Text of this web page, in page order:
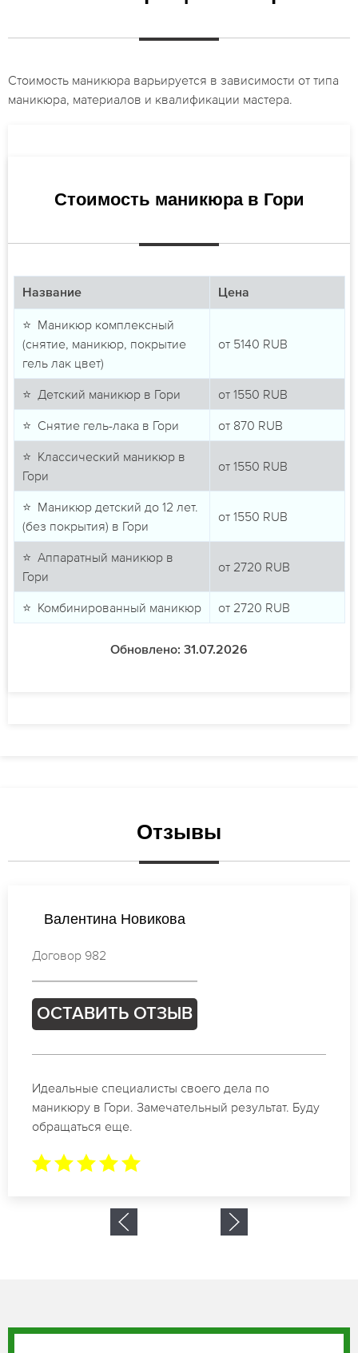
Стоимость маникюра варьируется в зависимости от типа
маникюра, материалов и квалификации мастера.
Стоимость маникюра в Гори
Название Цена
⭐ Маникюр комплексный
(снятие, маникюр, покрытие
гель лак цвет)
от 5140 RUB
⭐ Детский маникюр в Гори от 1550 RUB
⭐ Снятие гель-лака в Гори от 870 RUB
⭐ Классический маникюр в
Гори
от 1550 RUB
⭐ Маникюр детский до 12 лет.
(без покрытия) в Гори
от 1550 RUB
⭐ Аппаратный маникюр в
Гори
от 2720 RUB
⭐ Комбинированный маникюр от 2720 RUB
Обновлено: 31.07.2026
Отзывы
Екатерина Лебедева
Договор 077
ОСТАВИТЬ ОТЗЫВ
Спасибо огромное. Заказывала маникюр на день
рождение в Гори. За 1.5 часа все было готово.